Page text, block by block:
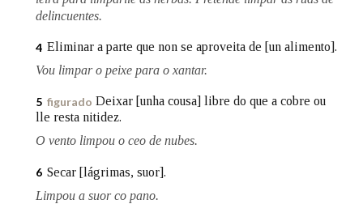
Pertence a
delincuentes.
4 Eliminar a parte que non se aproveita de [un alimento].
Vou limpar o peixe para o xantar.
5 figurado Deixar [unha cousa] libre do que a cobre ou
lle resta nitidez.
O vento limpou o ceo de nubes.
6 Secar [lágrimas, suor].
Limpou a suor co pano.